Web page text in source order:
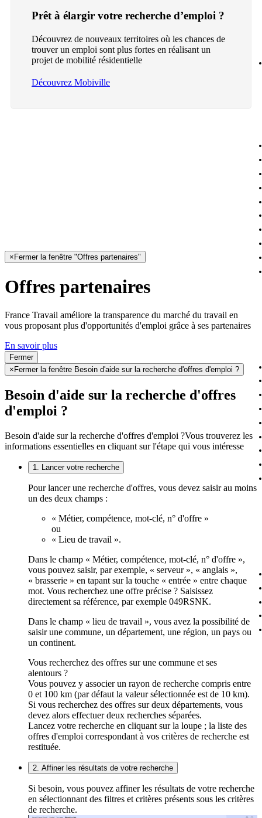
Prêt à élargir votre recherche d’emploi ?
Découvrez de nouveaux territoires où les chances de
trouver un emploi sont plus fortes en réalisant un
projet de mobilité résidentielle
Découvrez Mobiville
× Fermer la fenêtre "Offres partenaires"
Offres partenaires
France Travail améliore la transparence du marché du travail en
vous proposant plus d'opportunités d'emploi grâce à ses partenaires
En savoir plus
Fermer
× Fermer la fenêtre Besoin d'aide sur la recherche d'offres d'emploi ?
Besoin d'aide sur la recherche d'offres
d'emploi ?
Besoin d'aide sur la recherche d'offres d'emploi ?Vous trouverez les
informations essentielles en cliquant sur l'étape qui vous intéresse
1. Lancer votre recherche
Pour lancer une recherche d'offres, vous devez saisir au moins
un des deux champs :
« Métier, compétence, mot-clé, n° d'offre »
ou
« Lieu de travail ».
Dans le champ « Métier, compétence, mot-clé, n° d'offre »,
vous pouvez saisir, par exemple, « serveur », « anglais »,
« brasserie » en tapant sur la touche « entrée » entre chaque
mot. Vous recherchez une offre précise ? Saisissez
directement sa référence, par exemple 049RSNK.
Dans le champ « lieu de travail », vous avez la possibilité de
saisir une commune, un département, une région, un pays ou
un continent.
Vous recherchez des offres sur une commune et ses
alentours ?
Vous pouvez y associer un rayon de recherche compris entre
0 et 100 km (par défaut la valeur sélectionnée est de 10 km).
Si vous recherchez des offres sur deux départements, vous
devez alors effectuer deux recherches séparées.
Lancez votre recherche en cliquant sur la loupe ; la liste des
offres d'emploi correspondant à vos critères de recherche est
restituée.
2. Affiner les résultats de votre recherche
Si besoin, vous pouvez affiner les résultats de votre recherche
en sélectionnant des filtres et critères présents sous les critères
de recherche.